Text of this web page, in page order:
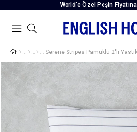
World’e Özel Peşin Fiyatına